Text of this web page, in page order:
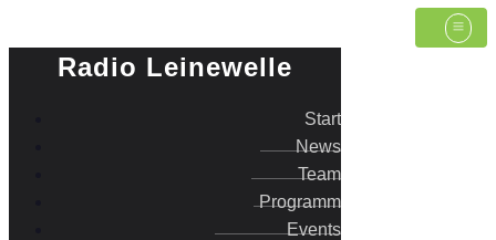
Radio Leinewelle
Start
News
Team
Programm
Events